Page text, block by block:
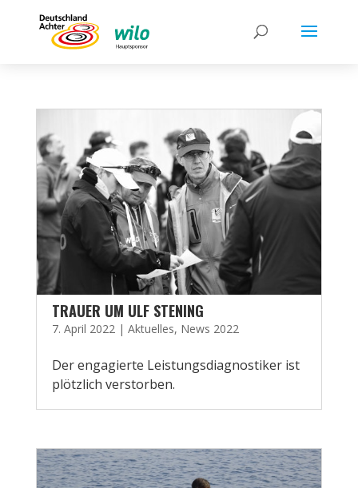
TRAUER UM ULF STENING
7. April 2022| Aktuelles, News 2022
Der engagierte Leistungsdiagnostiker ist
plötzlich verstorben.